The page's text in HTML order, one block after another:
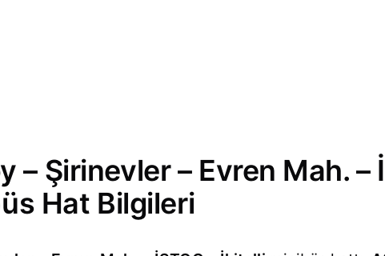
– Şirinevler – Evren Mah. –
Hat Bilgileri